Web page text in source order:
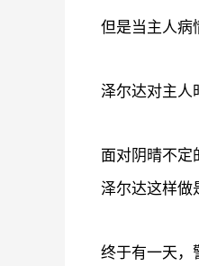
但是当主人病
泽尔达对主人
面对阴晴不定
泽尔达这样做
终于有一天，